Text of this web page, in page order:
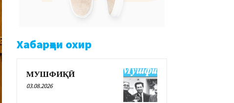
Хабарҳои охир
МУШФИҚӢ
03.08.2026